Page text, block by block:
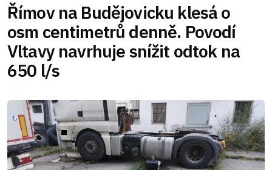
Římov na Budějovicku klesá o
osm centimetrů denně. Povodí
Vltavy navrhuje snížit odtok na
650 l/s